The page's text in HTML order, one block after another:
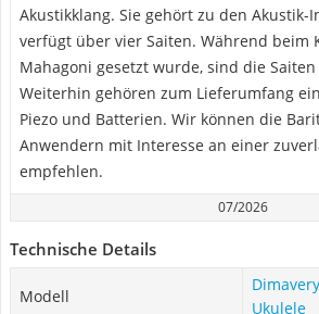
Akustikklang. Sie gehört zu den
verfügt über vier Saiten. Während beim
Mahagoni gesetzt wurde, sind die
Weiterhin gehören zum Lieferumfang
Piezo und Batterien. Wir können die
Anwendern mit Interesse an einer
empfehlen.
07/2026
Technische Details
Modell
Ukulele